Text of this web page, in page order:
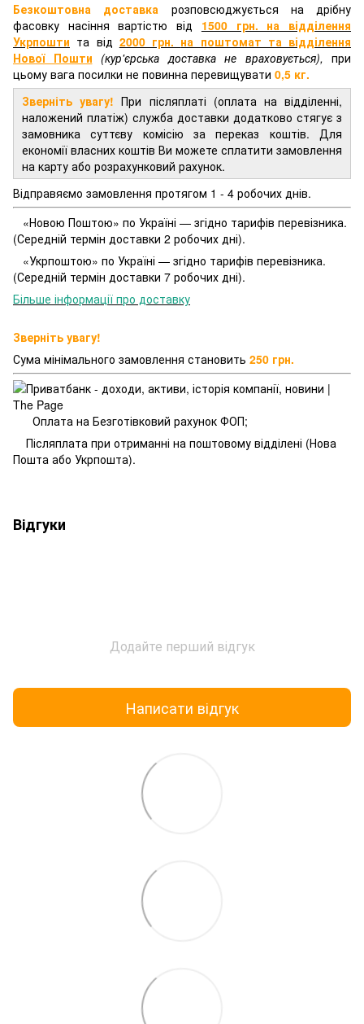
Безкоштовна доставка розповсюджується на дрібну
фасовку насіння вартістю від 1500 грн. на відділення
Укрпошти та від 2000 грн. на поштомат та відділення
Нової Пошти (кур'єрська доставка не враховується), при
цьому вага посилки не повинна перевищувати 0,5 кг.
Зверніть увагу! При післяплаті (оплата на відділенні,
наложений платіж) служба доставки додатково стягує з
замовника суттєву комісію за переказ коштів. Для
економії власних коштів Ви можете сплатити замовлення
на карту або розрахунковий рахунок.
Відправяємо замовлення протягом 1 - 4 робочих днів.
«Новою Поштою» по Україні — згідно тарифів перевізника.
(Середній термін доставки 2 робочих дні).
«Укрпоштою» по Україні — згідно тарифів перевізника.
(Середній термін доставки 7 робочих дні).
Більше інформації про доставку
Зверніть увагу!
Сума мінімального замовлення становить 250 грн.
Оплата на Безготівковий рахунок ФОП;
Післяплата при отриманні на поштовому відділені (Нова
Пошта або Укрпошта).
Відгуки
Додайте перший відгук
Написати відгук